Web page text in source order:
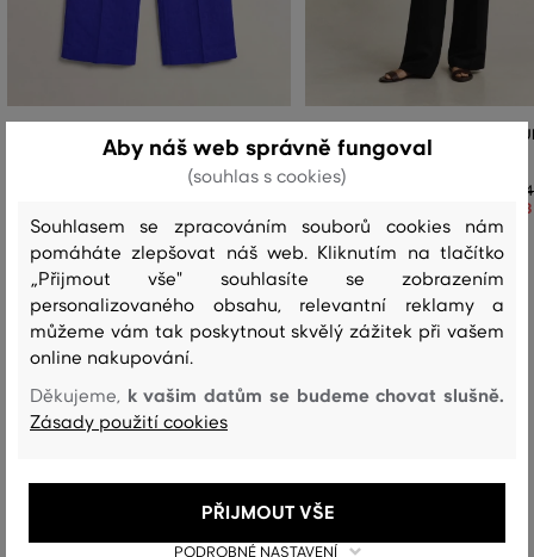
KALHOTY GANT LINEN BLEND PULL ON
Dostupné velikosti:
34, 36, 38, 40 +2 další
KALHOTY GANT LINEN BLEND
PANTS
Dostupné velikosti:
32 , 34 36 , 38, 40 +1 další
Recenze
JAK SEDĚLA VYBRANÁ VELIKOST NAŠIM ZÁKAZNÍKŮM
Aby náš web správně fungoval
(souhlas s cookies)
Souhlasem se zpracováním souborů cookies nám
pomáháte zlepšovat náš web. Kliknutím na tlačítko
„Přijmout vše" souhlasíte se zobrazením
personalizovaného obsahu, relevantní reklamy a
můžeme vám tak poskytnout skvělý zážitek při vašem
online nakupování.
Děkujeme, k vašim datům se budeme chovat slušně.
Zásady použití cookies
PODROBNÉ NASTAVENÍ
PŘIJMOUT VŠE